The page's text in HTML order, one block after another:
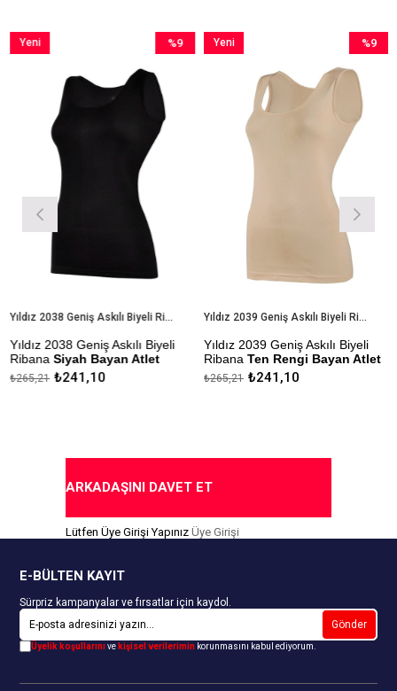
Yıldız 2038 Geniş Askılı Biyeli Ribana Siyah Bayan Atlet
Yıldız 2038 Geniş Askılı Biyeli
RibanaSiyah Bayan Atlet
Çekmezlik Sanfor Testi
₺241,10
₺265,21
%9
%9İndirim
Yeni
Yıldız 2039 Geniş Askılı Biyeli Ribana Ten Rengi Bayan Atlet
Yıldız 2039 Geniş Askılı Biyeli
RibanaTen Rengi Bayan Atlet
Çekmezlik Sanfor Testi
₺241,10
₺265,21
%9
İndirim
%9İndirim
Yeni
ARKADAŞINI DAVET ET
Lütfen Üye Girişi Yapınız Üye Girişi
E-BÜLTEN KAYIT
Sürpriz kampanyalar ve fırsatlar için kaydol.
Gönder
Üyelik koşullarınıve kişisel verilerimin korunmasını kabul ediyorum.